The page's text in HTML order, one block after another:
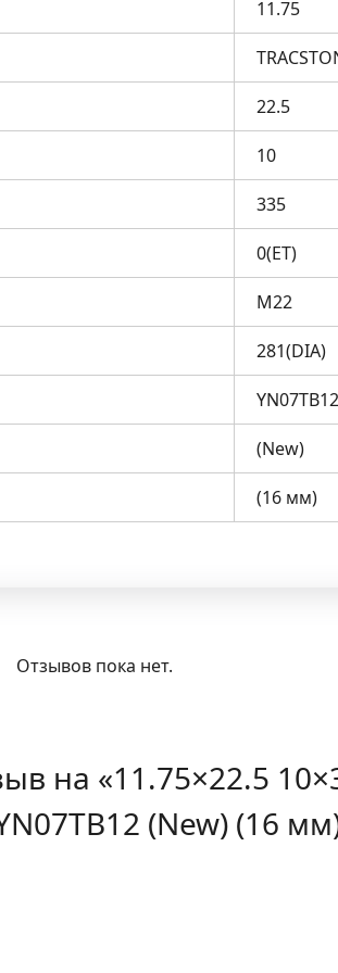
11.75
22.5
10
335
0(ET)
M22
281(DIA)
YN07TB12
(New)
(16 мм)
Отзывов пока нет.
на «11.75×22.5
(New) (16